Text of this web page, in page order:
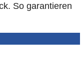
So garantieren